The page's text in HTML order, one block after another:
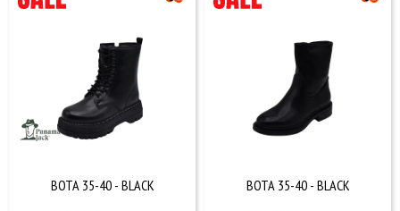
BOTA 35-40 - BLACK BOTA 35-40 - BLACK